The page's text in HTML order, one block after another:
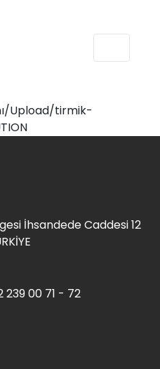
Upload/tirmik-
İhsandede Caddesi 12
239 00 71 - 72